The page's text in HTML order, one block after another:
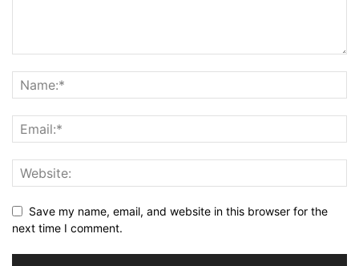
Save my name, email, and website in this browser for the
next time I comment.